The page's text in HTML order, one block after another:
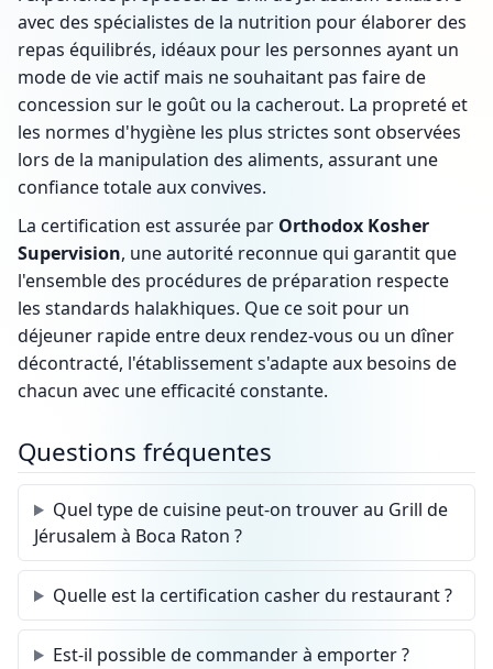
avec des spécialistes de la nutrition pour élaborer des
repas équilibrés, idéaux pour les personnes ayant un
mode de vie actif mais ne souhaitant pas faire de
concession sur le goût ou la cacherout. La propreté et
les normes d'hygiène les plus strictes sont observées
lors de la manipulation des aliments, assurant une
confiance totale aux convives.
La certification est assurée par Orthodox Kosher
Supervision, une autorité reconnue qui garantit que
l'ensemble des procédures de préparation respecte
les standards halakhiques. Que ce soit pour un
déjeuner rapide entre deux rendez-vous ou un dîner
décontracté, l'établissement s'adapte aux besoins de
chacun avec une efficacité constante.
Questions fréquentes
Quel type de cuisine peut-on trouver au Grill de
Jérusalem à Boca Raton ?
Quelle est la certification casher du restaurant ?
Est-il possible de commander à emporter ?